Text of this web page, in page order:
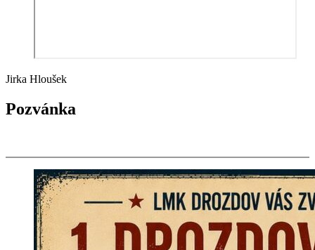
Jirka Hloušek
Pozvánka